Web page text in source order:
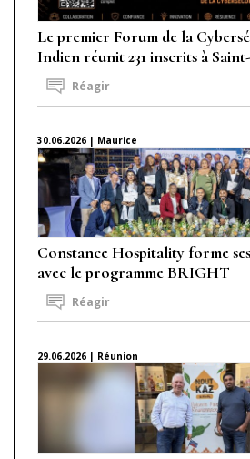
Le premier Forum de la
Indien réunit 231 inscrits à
Réagir
30.06.2026 | Maurice
Constance Hospitality forme
avec le programme BRIGHT
Réagir
29.06.2026 | Réunion